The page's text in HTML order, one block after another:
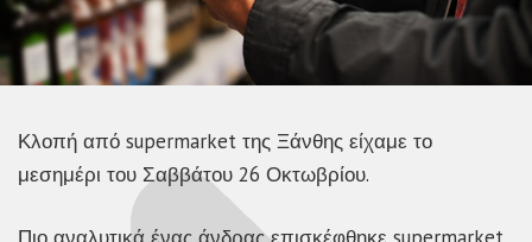
Κλοπή από supermarket της Ξάνθης είχαμε το
μεσημέρι του Σαββάτου 26 Οκτωβρίου.